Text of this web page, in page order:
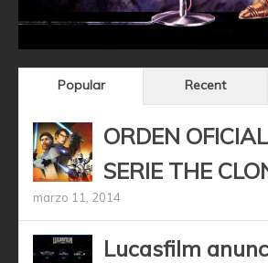
Popular Recent
ORDEN
SERIE THE
marzo 11, 2014
Lucasfilm